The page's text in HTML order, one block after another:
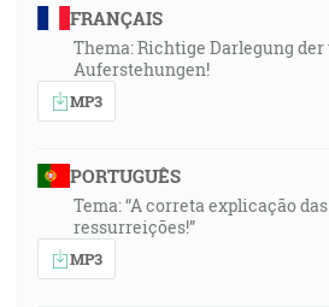
FRANÇAIS
Thema: Richtige Darlegung
Auferstehungen!
MP3
PORTUGUÊS
Tema: “A correta explicação
ressurreições!”
MP3